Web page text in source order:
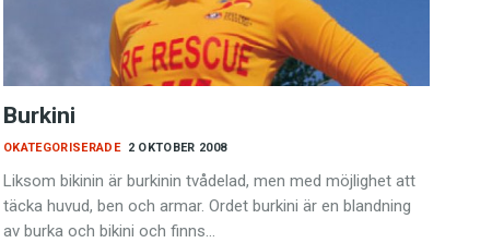
Burkini
2 OKTOBER 2008
OKATEGORISERADE
Liksom bikinin är burkinin tvådelad, men med möjlighet att
täcka huvud, ben och armar. Ordet burkini är en blandning
av burka och bikini och finns…